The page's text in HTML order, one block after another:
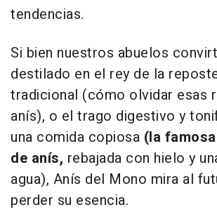
tendencias.
Si bien nuestros abuelos
destilado en el rey de la
tradicional (cómo olvidar esas
anís), o el trago digestivo y
una comida copiosa (la
de anís, rebajada con hielo y
agua), Anís del Mono mira al
perder su esencia.